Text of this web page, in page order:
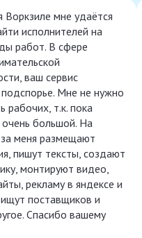
Воркзиле мне удаётся
исполнителей на
работ. В сфере
ваш сервис
Мне не нужно
рабочих, т.к. пока
очень большой. На
меня размещают
пишут тексты, создают
монтируют видео,
рекламу в яндексе и
ищут поставщиков и
Спасибо вашему